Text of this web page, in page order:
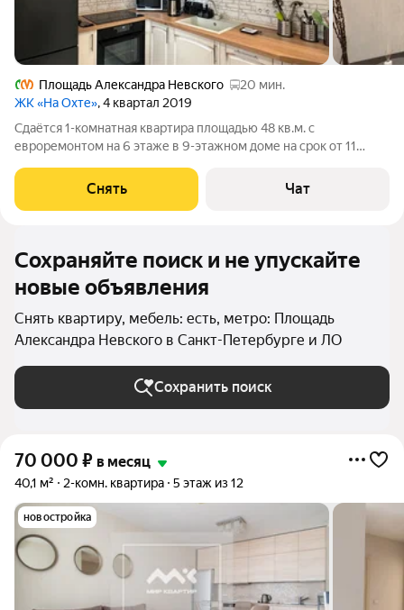
Площадь Александра Невского
20 мин.
ЖК «На Охте», 4 квартал 2019
Сдаётся 1-комнатная квартира площадью 48 кв.м. с
евроремонтом на 6 этаже в 9-этажном доме на срок от 11
Стиральная машина Холодильник Посудомоечная машина
Микроволновка Дом - монолитный, окна
Снять Чат
Сохраняйте поиск и не упускайте
новые объявления
Снять квартиру, мебель: есть, метро: Площадь
Александра Невского в Санкт-Петербурге и ЛО
Сохранить поиск
70 000 ₽ в месяц
40,1 м² 2-комн. квартира 5 этаж из 12
новостройка